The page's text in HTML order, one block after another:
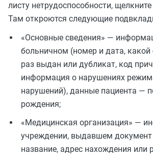
листу нетрудоспособности,
Там откроются следующие
«Основные сведения» —
больничном (номер и дата, какой
раз выдан или дубликат, код
информация о нарушениях
нарушений), данные пациента —
рождения;
«Медицинская организация» —
учреждении, выдавшем документ
название, адрес нахождения или